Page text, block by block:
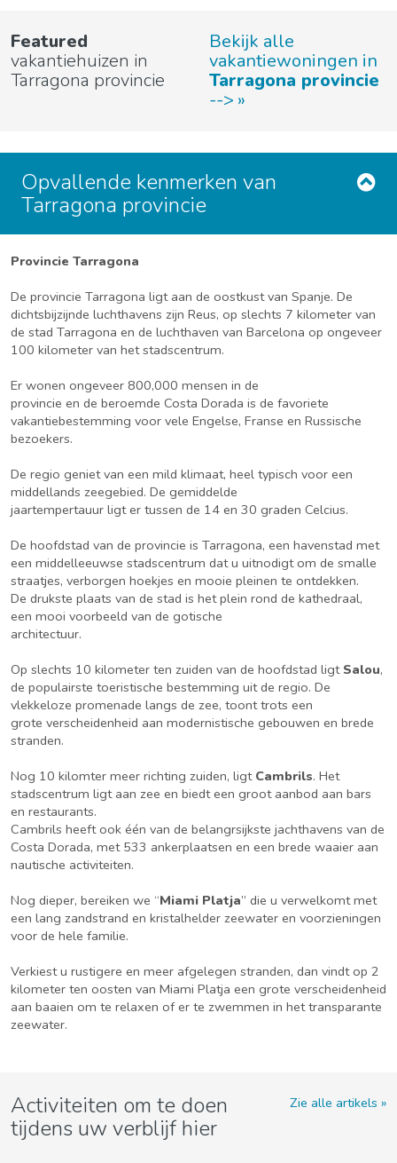
Featured
vakantiehuizen in
Tarragona provincie
Bekijk alle
vakantiewoningen in
Tarragona provincie
-->
Opvallende kenmerken van
Tarragona provincie
Provincie Tarragona
De provincie Tarragona ligt aan de oostkust van Spanje. De
dichtsbijzijnde luchthavens zijn Reus, op slechts 7 kilometer van
de stad Tarragona en de luchthaven van Barcelona op ongeveer
100 kilometer van het stadscentrum.
Er wonen ongeveer 800,000 mensen in de
provincie en de beroemde Costa Dorada is de favoriete
vakantiebestemming voor vele Engelse, Franse en Russische
bezoekers.
De regio geniet van een mild klimaat, heel typisch voor een
middellands zeegebied. De gemiddelde
jaartempertauur ligt er tussen de 14 en 30 graden Celcius.
De hoofdstad van de provincie is Tarragona, een havenstad met
een middelleeuwse stadscentrum dat u uitnodigt om de smalle
straatjes, verborgen hoekjes en mooie pleinen te ontdekken.
De drukste plaats van de stad is het plein rond de kathedraal,
een mooi voorbeeld van de gotische
architectuur.
Op slechts 10 kilometer ten zuiden van de hoofdstad ligt Salou,
de populairste toeristische bestemming uit de regio. De
vlekkeloze promenade langs de zee, toont trots een
grote verscheidenheid aan modernistische gebouwen en brede
stranden.
Nog 10 kilomter meer richting zuiden, ligt Cambrils. Het
stadscentrum ligt aan zee en biedt een groot aanbod aan bars
en restaurants.
Cambrils heeft ook één van de belangrsijkste jachthavens van de
Costa Dorada, met 533 ankerplaatsen en een brede waaier aan
nautische activiteiten.
Nog dieper, bereiken we “Miami Platja” die u verwelkomt met
een lang zandstrand en kristalhelder zeewater en voorzieningen
voor de hele familie.
Verkiest u rustigere en meer afgelegen stranden, dan vindt op 2
kilometer ten oosten van Miami Platja een grote verscheidenheid
aan baaien om te relaxen of er te zwemmen in het transparante
zeewater.
Activiteiten om te doen
tijdens uw verblijf hier
Zie alle artikels